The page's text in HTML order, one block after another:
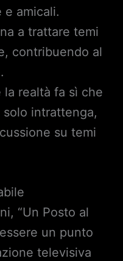
e amicali.
a trattare temi
contribuendo al
realtà fa sì che
solo intrattenga,
su temi
“Un Posto al
un punto
televisiva